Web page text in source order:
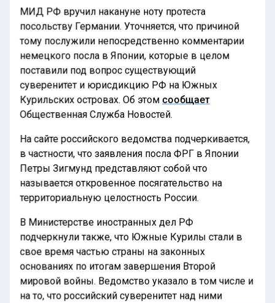
МИД РФ вручил накануне ноту протеста
посольству Германии. Уточняется, что причиной
тому послужили непосредственно комментарии
немецкого посла в Японии, которые в целом
поставили под вопрос существующий
суверенитет и юрисдикцию РФ на Южных
Курильских островах. Об этом сообщает
Общественная Служба Новостей.
На сайте российского ведомства подчеркивается,
в частности, что заявления посла ФРГ в Японии
Петры Зигмунд представляют собой что
называется откровенное посягательство на
территориальную целостность России.
В Министерстве иностранных дел РФ
подчеркнули также, что Южные Курилы стали в
свое время частью страны на законных
основаниях по итогам завершения Второй
мировой войны. Ведомство указало в том числе и
на то, что российский суверенитет над ними